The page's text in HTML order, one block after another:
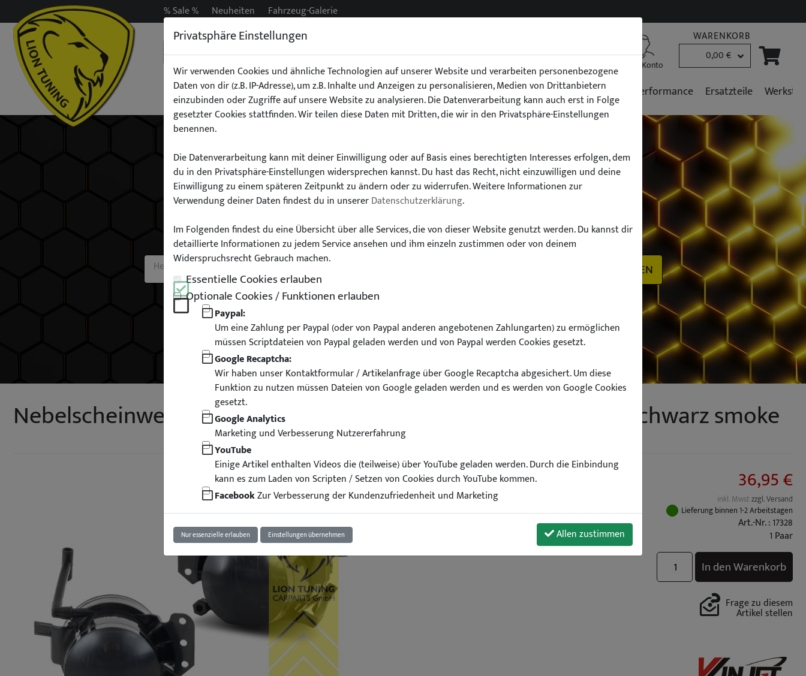
% Sale % Neuheiten Fahrzeug-Galerie
B2B Kunden Mein Konto
WARENKORB
0,00 €
Auspuff Beleuchtung Exterieur Fahrwerk Interieur Stoßstangen/Spoiler Fahrzeugpflege Performance Ersatzteile
Wähle dein Auto
finde alle passenden Teile schnell und einfach
Hersteller: Modell: SUCHEN
Nebelscheinwerfer für BMW E90 E91 E92 E93 Cabrio für Sport schwarz smoke
36,95 €
inkl. Mwstzzgl. Versand
Lieferung binnen 1-2 Arbeitstagen
Art.-Nr. : 17328
1 Paar
In den Warenkorb
Frage zu diesem
Artikel stellen
Privatsphäre Einstellungen
Wir verwenden Cookies und ähnliche Technologien auf unserer Website und verarbeiten personenbezogene
Daten von dir (z.B. IP-Adresse), um z.B. Inhalte und Anzeigen zu personalisieren, Medien von Drittanbietern
einzubinden oder Zugriffe auf unsere Website zu analysieren. Die Datenverarbeitung kann auch erst in Folge
gesetzter Cookies stattfinden. Wir teilen diese Daten mit Dritten, die wir in den Privatsphäre-Einstellungen
benennen.
Die Datenverarbeitung kann mit deiner Einwilligung oder auf Basis eines berechtigten Interesses erfolgen, dem
du in den Privatsphäre-Einstellungen widersprechen kannst. Du hast das Recht, nicht einzuwilligen und deine
Einwilligung zu einem späteren Zeitpunkt zu ändern oder zu widerrufen. Weitere Informationen zur
Verwendung deiner Daten findest du in unsererDatenschutzerklärung.
Im Folgenden findest du eine Übersicht über alle Services, die von dieser Website genutzt werden. Du kannst dir
detaillierte Informationen zu jedem Service ansehen und ihm einzeln zustimmen oder von deinem
Widerspruchsrecht Gebrauch machen.
Essentielle Cookies erlauben
Optionale Cookies / Funktionen erlauben
Paypal:
Um eine Zahlung per Paypal (oder von Paypal anderen angebotenen Zahlungarten) zu ermöglichen
müssen Scriptdateien von Paypal geladen werden und von Paypal werden Cookies gesetzt.
Google Recaptcha:
Wir haben unser Kontaktformular / Artikelanfrage über Google Recaptcha abgesichert. Um diese
Funktion zu nutzen müssen Dateien von Google geladen werden und es werden von Google Cookies
gesetzt.
Google Analytics
Marketing und Verbesserung Nutzererfahrung
YouTube
Einige Artikel enthalten Videos die (teilweise) über YouTube geladen werden. Durch die Einbindung
kann es zum Laden von Scripten / Setzen von Cookies durch YouTube kommen.
FacebookZur Verbesserung der Kundenzufriedenheit und Marketing
Nur essenzielle erlauben Einstellungen übernehmen Allen zustimmen